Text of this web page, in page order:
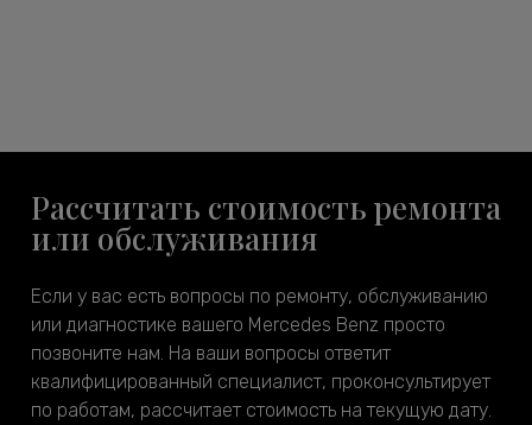
Рассчитать стоимость ремонта
или обслуживания
Если у вас есть вопросы по ремонту, обслуживанию
или диагностике вашего Mercedes Benz просто
позвоните нам. На ваши вопросы ответит
квалифицированный специалист, проконсультирует
по работам, рассчитает стоимость на текущую дату.